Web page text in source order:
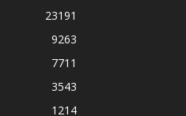
23191
9263
7711
3543
1214